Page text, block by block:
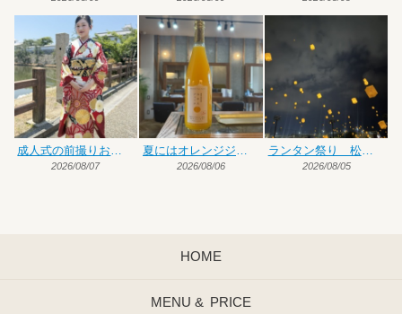
2026/08/07 2026/08/06
ランタン祭り 松前編
2026/08/05
HOME
MENU & PRICE